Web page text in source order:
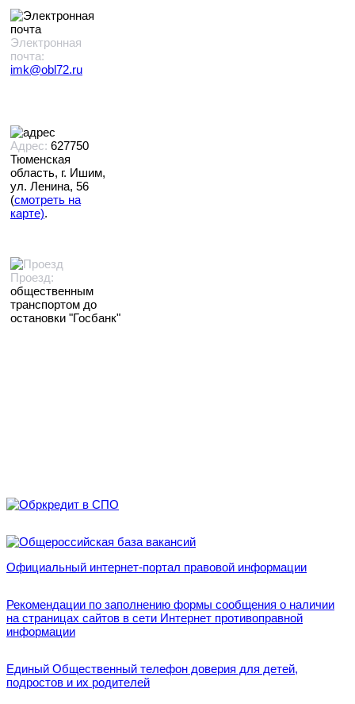
Электронная
почта:
imk@obl72.ru
Адрес: 627750
Тюменская
область, г. Ишим,
ул. Ленина, 56
(смотреть на
карте).
Проезд:
общественным
транспортом до
остановки "Госбанк"
Официальный интернет-портал правовой информации
Рекомендации по заполнению формы сообщения о наличии
на страницах сайтов в сети Интернет противоправной
информации
Единый Общественный телефон доверия для детей,
подростов и их родителей